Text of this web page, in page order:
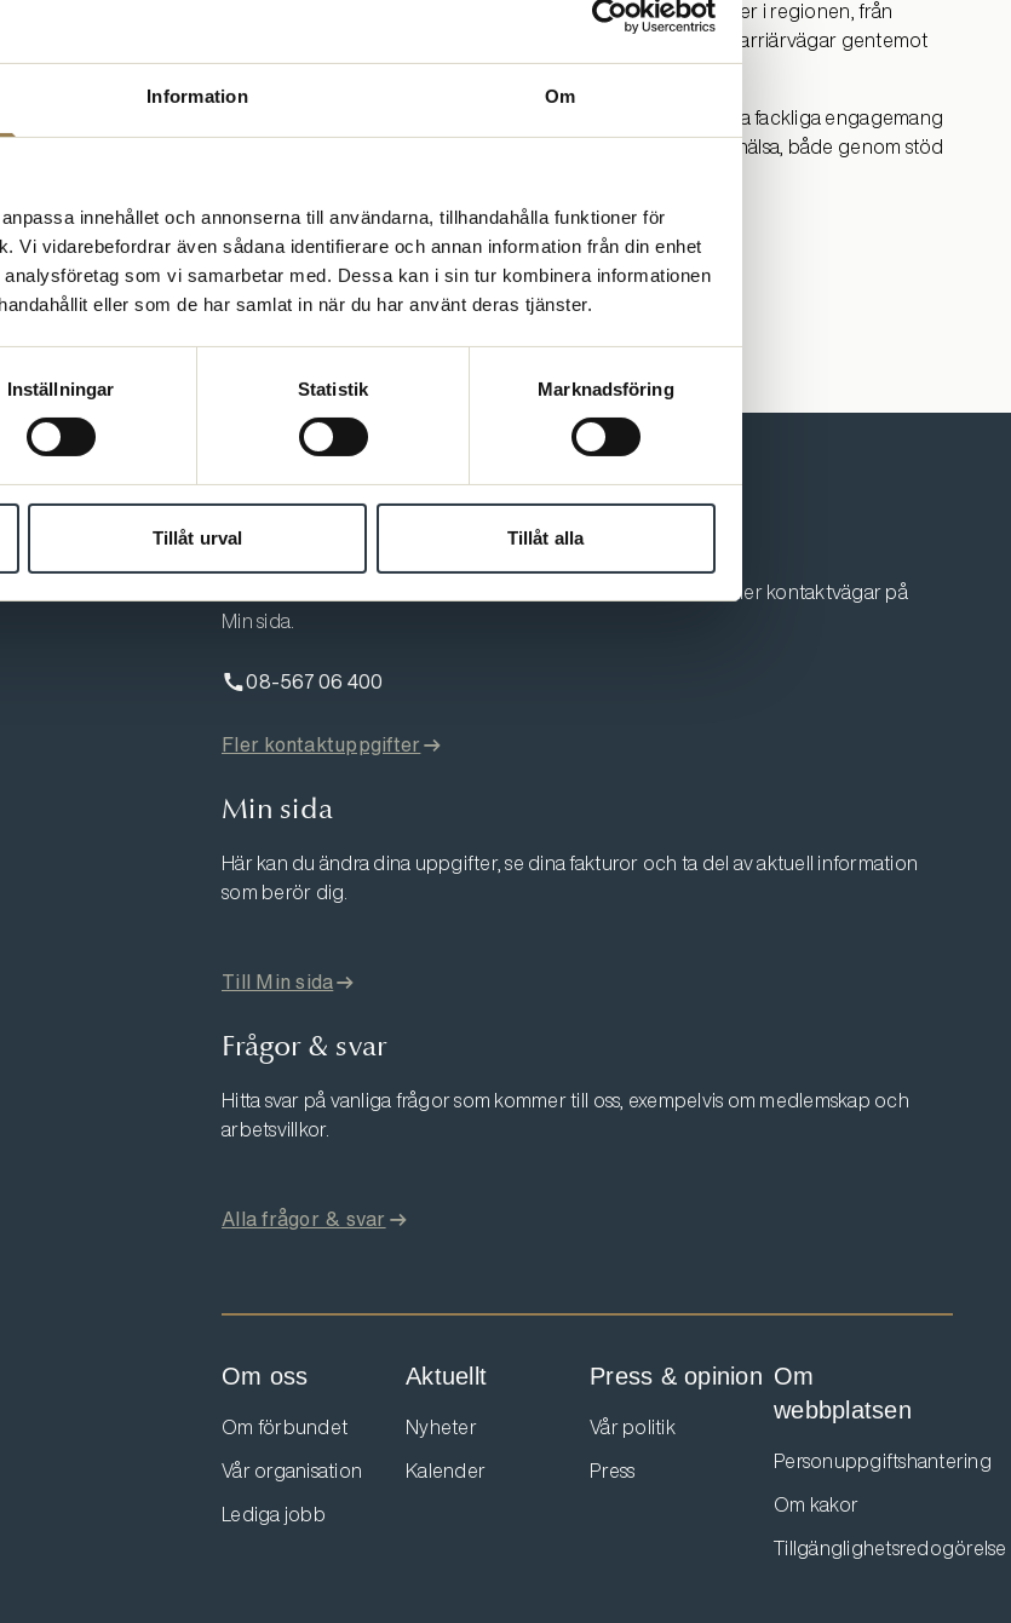
Information Om
innehållet och annonserna till användarna, tillhandahålla funktioner för
Vi vidarebefordrar även sådana identifierare och annan information från din enhet
som vi samarbetar med. Dessa kan i sin tur kombinera informationen
eller som de har samlat in när du har använt deras tjänster.
Inställningar Statistik Marknadsföring
Tillåt urval Tillåt alla
samt växlingar i engagemang lyckats arbeta långsiktigt för att möta alla psykologer i regionen, från
och genom hela yrkeslivet. Fokus har legat på rekrytering, ett starkt arbete med karriärvägar gentemot
och goda arbetsvillkor.
, psykologföreningen Region Uppsala, för hans ihärdiga fackliga engagemang
Han har under många år varit en drivande kraft för psykologers arbetsmiljö och hälsa, både genom stöd
och genom insatser för hela yrkesgruppen.
Kontakt
Varmt välkommen att kontakta oss. Du som är medlem hittar fler kontaktvägar på
Min sida.
08-567 06 400
Fler kontaktuppgifter
Min sida
Här kan du ändra dina uppgifter, se dina fakturor och ta del av aktuell information
som berör dig.
Till Min sida
Frågor & svar
Hitta svar på vanliga frågor som kommer till oss, exempelvis om medlemskap och
arbetsvillkor.
Alla frågor & svar
Om oss
Om förbundet
Vår organisation
Lediga jobb
Aktuellt
Nyheter
Kalender
Press & opinion
Vår politik
Press
Om
webbplatsen
Personuppgiftshantering
Om kakor
Tillgänglighetsredogörelse